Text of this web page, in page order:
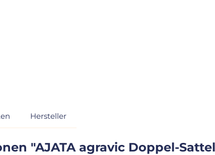
Hersteller
"AJATA agravic Doppel-